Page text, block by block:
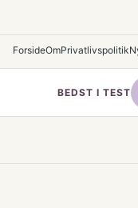
ForsideOmPrivatlivspolitik
BEDST I TEST